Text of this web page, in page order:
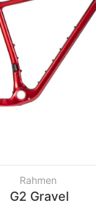
Rahmen
G2 Gravel